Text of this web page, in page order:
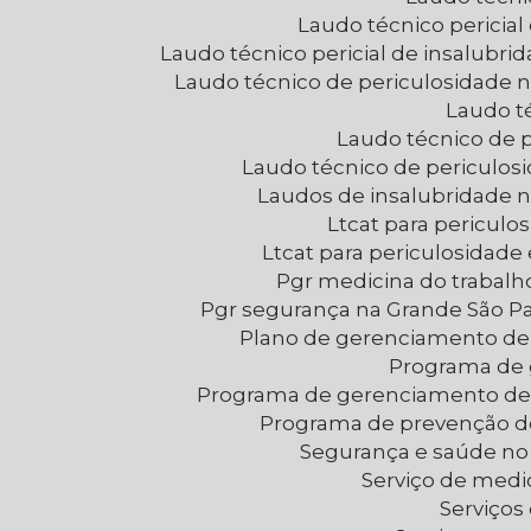
Laudo técnico
Laudo técnico pericial de
Laudo técnico de periculosidade
Laudo
Laudo técnico de
Laudo técnico de
Laudos de insalubridade
Ltcat para
Ltcat para
Pgr medicina do
Pgr segurança na Grande São
Plano de gerenciamento
Programa
Programa de gerenciamento
Programa de prevenção
Segurança e saúde
Serviço de